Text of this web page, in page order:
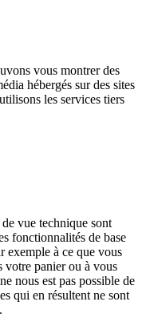
vous montrer des
hébergés sur des sites
les services tiers
vue technique sont
fonctionnalités de base
exemple à ce que vous
votre panier ou à vous
nous est pas possible de
qui en résultent ne sont